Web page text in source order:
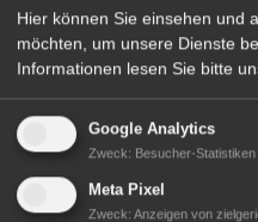
Mitarbeiter (m/w/d) für unsere
Logistikhalle
Herongen
zur
Hier können Sie einsehen und
möchten, um unsere Dienste
Informationen lesen Sie bitte
Google Analytics
Zweck: Besucher-Statistiken
Meta Pixel
Zweck: Anzeigen von